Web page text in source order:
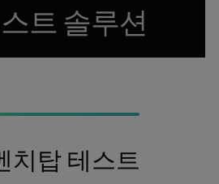
트 솔루션
치탑 테스트